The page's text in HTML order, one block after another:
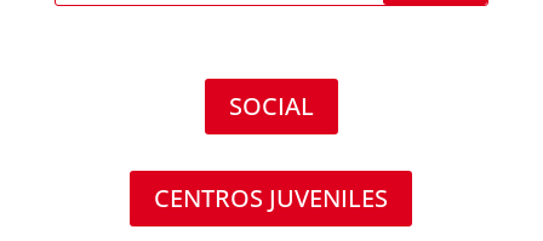
SOCIAL
CENTROS JUVENILES